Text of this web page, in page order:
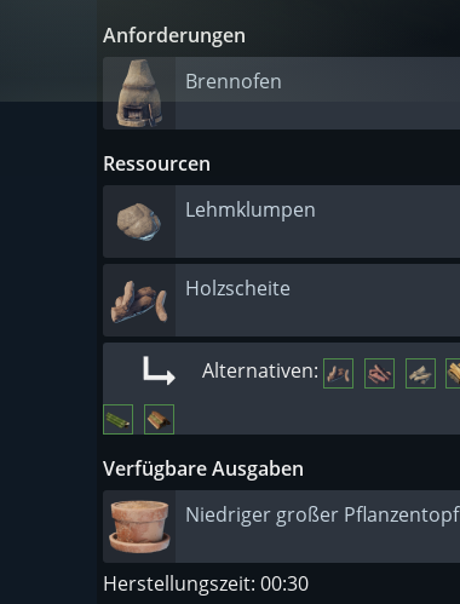
Anforderungen
Brennofen
Ressourcen
Lehmklumpen
Holzscheite
Alternativen:
Verfügbare Ausgaben
Niedriger großer Pflanzentopf
Herstellungszeit: 00:30